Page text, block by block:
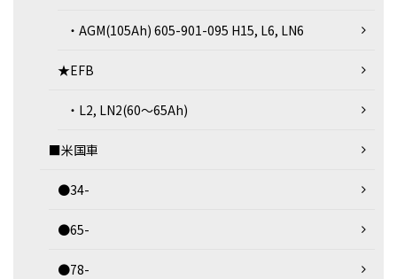
・AGM(105Ah) 605-901-095 H15, L6, LN6
★EFB
・L2, LN2(60～65Ah)
■米国車
●34-
●65-
●78-